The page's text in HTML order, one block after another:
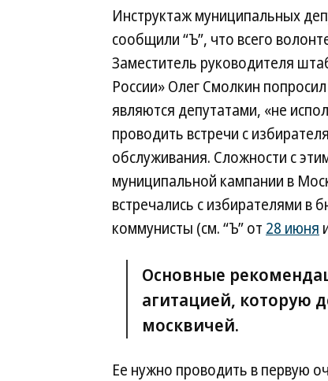
Инструктаж муниципальных
сообщили “Ъ”, что всего
Заместитель руководителя
России» Олег Смолкин
являются депутатами, «не
проводить встречи с
обслуживания. Сложности с
муниципальной кампании в
встречались с избирателями
коммунисты (см. “Ъ” от 28 июня
Основные
агитацией, которую
москвичей.
Ее нужно проводить в первую